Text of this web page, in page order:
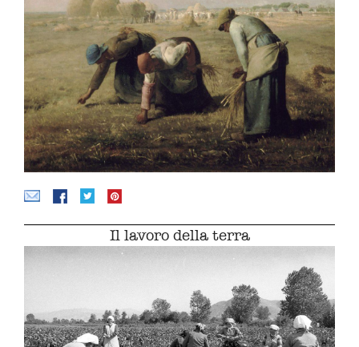
Il lavoro della terra